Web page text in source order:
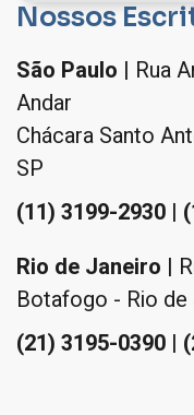
Nossos
São Paulo | Rua
Andar
Chácara Santo
SP
(11) 3199-2930 |
Rio de Janeiro |
Botafogo - Rio
(21) 3195-0390 |